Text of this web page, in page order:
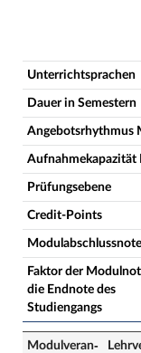
Unterrichtsprachen
Dauer in Semestern
Angebotsrhythmus
Aufnahmekapazität
Prüfungsebene
Credit-Points
Modulabschlussnote
Faktor der
die Endnote des
Studiengangs
Modulveran­